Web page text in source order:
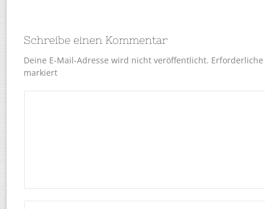
Schreibe einen Kommentar
Deine E-Mail-Adresse wird nicht veröffentlicht.
markiert